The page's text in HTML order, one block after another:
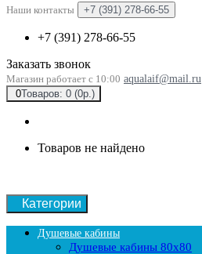
Наши контакты +7 (391) 278-66-55
+7 (391) 278-66-55
Заказать звонок
Магазин работает с 10:00 aqualaif@mail.ru
0Товаров: 0 (0р.)
Товаров не найдено
Категории
Душевые кабины
Душевые кабины 80x80